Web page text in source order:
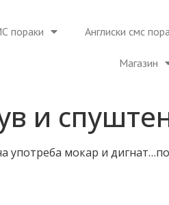
пораки Англиски смс
Магазин
и
употреба мокар и